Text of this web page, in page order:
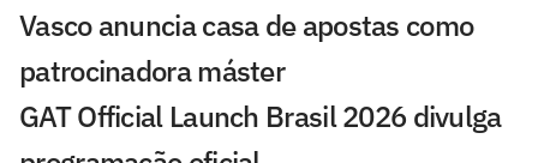
Vasco anuncia casa de apostas como
patrocinadora máster
GAT Official Launch Brasil 2026 divulga